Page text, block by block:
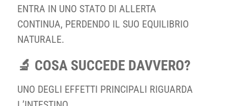
ENTRA IN UNO STATO DI ALLERTA
CONTINUA, PERDENDO IL SUO EQUILIBRIO
NATURALE.
🔬 COSA SUCCEDE DAVVERO?
UNO DEGLI EFFETTI PRINCIPALI RIGUARDA